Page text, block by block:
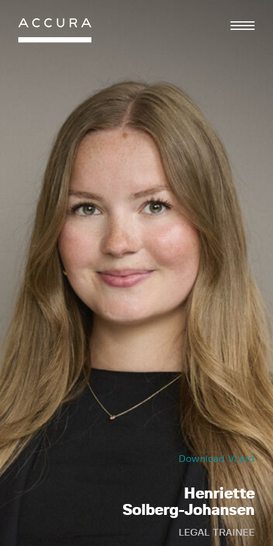
Gå
indhold
Download Vcard
Henriette
Solberg-Johansen
LEGAL TRAINEE